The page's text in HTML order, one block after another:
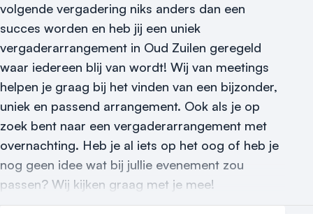
Vraag locatie aan
Locatiegids
Meld locatie aan
Nieuws
Reviews (5⭐️)
volgende vergadering niks anders dan een
succes worden en heb jij een uniek
vergaderarrangement in Oud Zuilen geregeld
waar iedereen blij van wordt! Wij van meetings
helpen je graag bij het vinden van een bijzonder,
uniek en passend arrangement. Ook als je op
zoek bent naar een vergaderarrangement met
overnachting. Heb je al iets op het oog of heb je
nog geen idee wat bij jullie evenement zou
passen? Wij kijken graag met je mee!